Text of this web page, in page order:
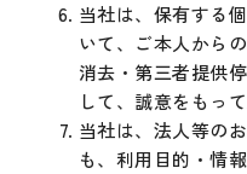
当社は、保有する
いて、ご本人から
消去・第三者提供
して、誠意をもっ
当社は、法人等の
も、利用目的・情